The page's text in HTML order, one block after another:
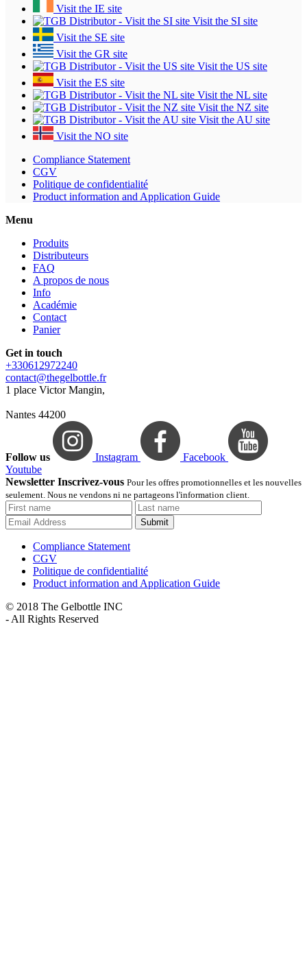
Visit the IE site
Visit the SI site
Visit the SE site
Visit the GR site
Visit the US site
Visit the ES site
Visit the NL site
Visit the NZ site
Visit the AU site
Visit the NO site
Compliance Statement
CGV
Politique de confidentialité
Product information and Application Guide
Menu
Produits
Distributeurs
FAQ
A propos de nous
Info
Académie
Contact
Panier
Get in touch
+330612972240
contact@thegelbottle.fr
1 place Victor Mangin,
Nantes 44200
Follow us Instagram
Facebook
Youtube
Newsletter Inscrivez-vous Pour les offres promotionnelles et les nouvelles
seulement. Nous ne vendons ni ne partageons l'information client.
Submit
Compliance Statement
CGV
Politique de confidentialité
Product information and Application Guide
© 2018 The Gelbottle INC
- All Rights Reserved